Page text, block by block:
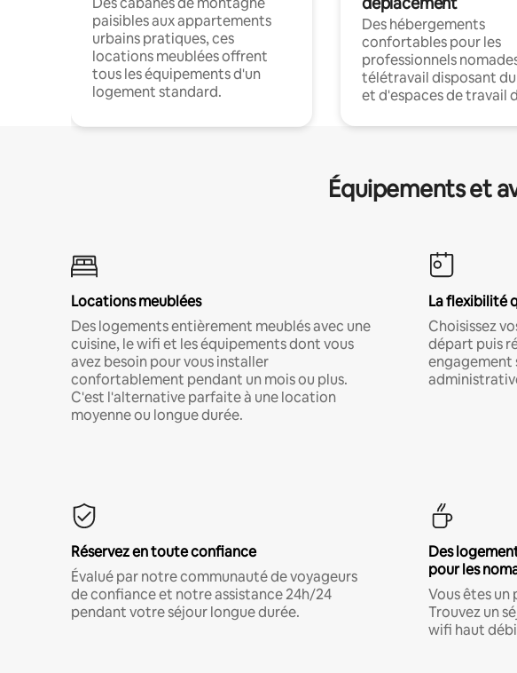
paisibles aux appartements
urbains pratiques, ces
locations meublées offrent
tous les équipements d'un
logement standard.
Des hébergements
confortables pour les
professionnels
télétravail disposant
et d'espaces de travail
Équipements et
Locations meublées
Des logements entièrement meublés avec une
cuisine, le wifi et les équipements dont vous
avez besoin pour vous installer
confortablement pendant un mois ou plus.
C'est l'alternative parfaite à une location
moyenne ou longue durée.
La flexibilité
Choisissez
départ puis
engagement
Réservez en toute confiance
Évalué par notre communauté de voyageurs
de confiance et notre assistance 24h/24
pendant votre séjour longue durée.
Des
pour les
Vous êtes
Trouvez un
wifi haut